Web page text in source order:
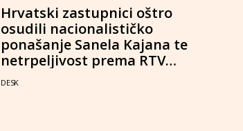
Hrvatski zastupnici oštro
osudili nacionalističko
ponašanje Sanela Kajana te
netrpeljivost prema RTV
Herceg-Bosne
DESK